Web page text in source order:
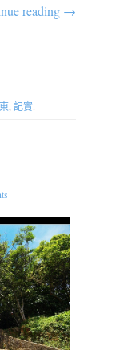
reading →
記實.